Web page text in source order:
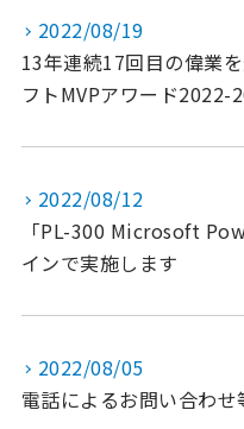
2022/08/19
13年連続17回目の偉業
フトMVPアワード2022-
2022/08/12
「PL-300 Microsoft
インで実施します
2022/08/05
電話によるお問い合わ